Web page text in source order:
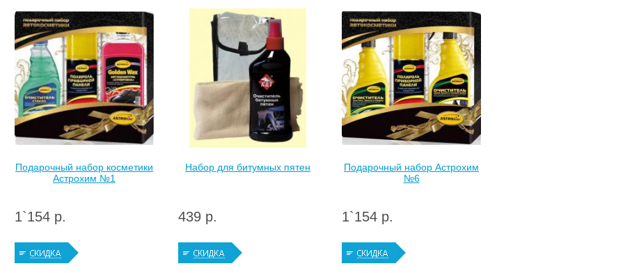
Подарочный набор косметики
Астрохим №1
1`154 р.
Набор для битумных пятен
439 р.
Подарочный набор Астрохим
№6
1`154 р.